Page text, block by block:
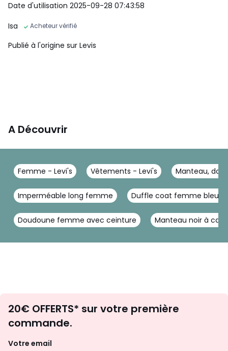
Date d'utilisation 2025-09-28 07:43:58
Isa
Acheteur vérifié
Publié à l'origine sur Levis
A Découvrir
Femme - Levi's Vêtements - Levi's Manteau,
Imperméable long femme Duffle coat femme bleu
Doudoune femme avec ceinture Manteau noir à
d'inspirations
20€ OFFERTS* sur votre première
commande.
Votre email